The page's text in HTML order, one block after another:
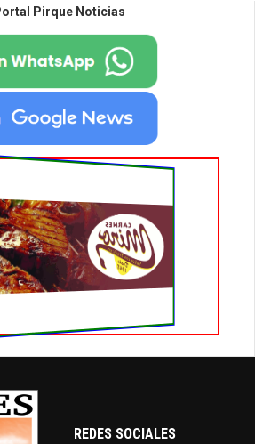
Pirque Noticias
REDES SOCIALES